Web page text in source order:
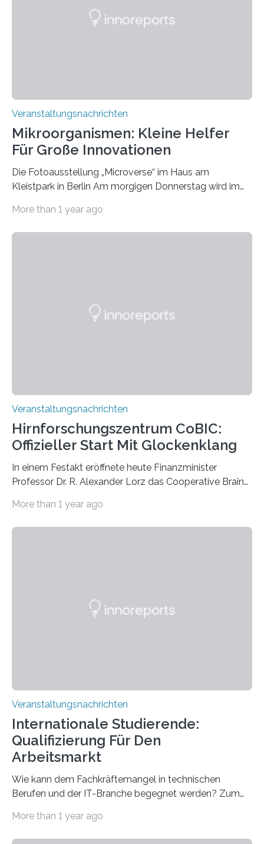
Veranstaltungsnachrichten
Mikroorganismen: Kleine Helfer
Für Große Innovationen
Die Fotoausstellung „Microverse“ im Haus am
Kleistpark in Berlin Am morgigen Donnerstag wird im
„Microverse“ mit Arbeiten der Fotografin Kathrin
Labor für Mikrobiologie Für das Projekt „Microverse“ hat
More than 1 year ago
Veranstaltungsnachrichten
Hirnforschungszentrum CoBIC:
Offizieller Start Mit Glockenklang
In einem Festakt eröffnete heute Finanzminister
Professor Dr. R. Alexander Lorz das Cooperative Brain
der Goethe-Universität Frankfurt. Das CoBIC ist eine
für neurologische und psychiatrische Erkrankungen
More than 1 year ago
Veranstaltungsnachrichten
Internationale Studierende:
Qualifizierung Für Den
Arbeitsmarkt
Wie kann dem Fachkräftemangel in technischen
Berufen und der IT-Branche begegnet werden? Zum
Universität des Saarlandes und der Hochschule für
More than 1 year ago